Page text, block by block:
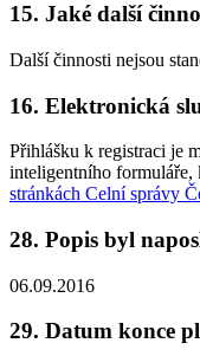
15. Jaké další
Další činnosti nejsou
16. Elektronická
Přihlášku k registraci je
inteligentního formuláře,
stránkách Celní správy
28. Popis byl
06.09.2016
29. Datum konce